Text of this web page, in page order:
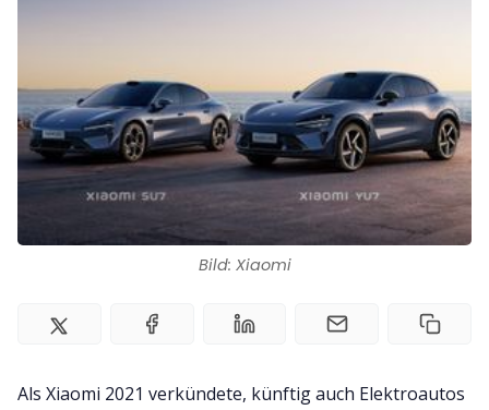
Impressum
Bild: Xiaomi
Als Xiaomi 2021 verkündete, künftig auch Elektroautos